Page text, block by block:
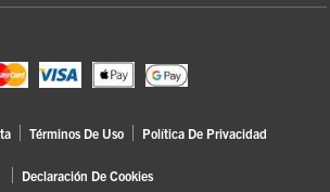
Términos De Uso Política De Privacidad
Declaración De Cookies